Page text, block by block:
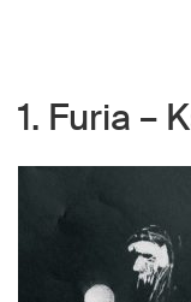
1. Furia –